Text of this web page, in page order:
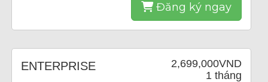
Đăng ký ngay
2,699,000VND
1 tháng
ENTERPRISE